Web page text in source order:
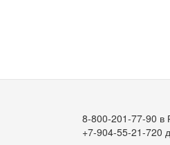
8-800-201-77-90 в
+7-904-55-21-720